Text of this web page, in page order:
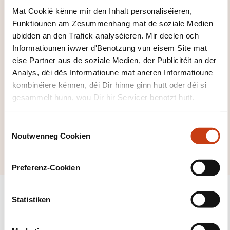
Mat Cookië kënne mir den Inhalt personaliséieren,
Funktiounen am Zesummenhang mat de soziale Medien
ubidden an den Trafick analyséieren. Mir deelen och
Informatiounen iwwer d'Benotzung vun eisem Site mat
eise Partner aus de soziale Medien, der Publicitéit an der
Analys, déi dës Informatioune mat aneren Informatioune
kombinéiere kënnen, déi Dir hinne ginn hutt oder déi si
gesammelt hunn, wou Dir hir Servicer benotzt hutt.
Noutwenneg Cookien
Preferenz-Cookien
Statistiken
Klickt hei, fir all
d'Domainer ze
gesinn